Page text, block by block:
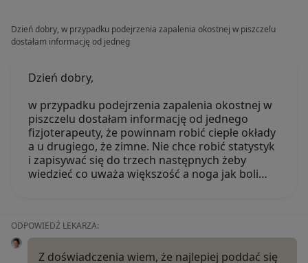
Dzień dobry, w przypadku podejrzenia zapalenia okostnej w piszczelu
dostałam informację od jedneg
Dzień dobry,
w przypadku podejrzenia zapalenia okostnej w
piszczelu dostałam informację od jednego
fizjoterapeuty, że powinnam robić ciepłe okłady
a u drugiego, że zimne. Nie chce robić statystyk
i zapisywać się do trzech następnych żeby
wiedzieć co uważa większość a noga jak boli…
ODPOWIEDŹ LEKARZA:
Z doświadczenia wiem, że najlepiej poddać się